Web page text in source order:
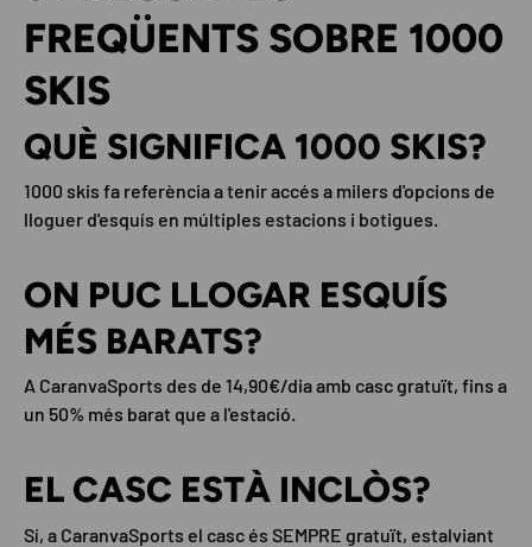
FREQÜENTS SOBRE 1000
SKIS
QUÈ SIGNIFICA 1000 SKIS?
1000 skis fa referència a tenir accés a milers d'opcions de
lloguer d'esquís en múltiples estacions i botigues.
ON PUC LLOGAR ESQUÍS
MÉS BARATS?
A CaranvaSports des de 14,90€/dia amb casc gratuït, fins a
un 50% més barat que a l'estació.
EL CASC ESTÀ INCLÒS?
Sí, a CaranvaSports el casc és SEMPRE gratuït, estalviant